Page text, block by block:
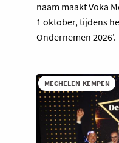
naam maakt Voka
1 oktober, tijdens
Ondernemen 2026'.
MECHELEN-KEMPEN